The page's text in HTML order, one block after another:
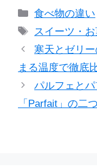
カ
テ
ゴ
リ
ー
食べ物の違い
タ
グ
スイーツ・
寒天とゼリ
まる温度で徹底
パルフェと
「Parfait」の二